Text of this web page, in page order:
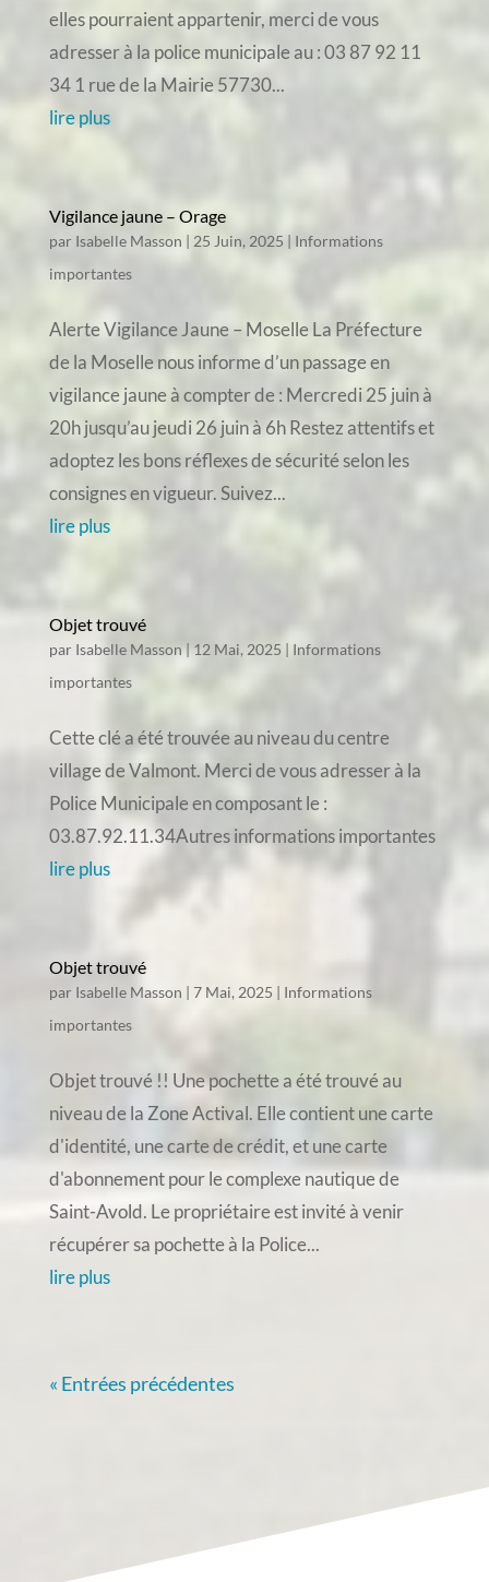
elles pourraient appartenir, merci de vous
adresser à la police municipale au : 03 87 92 11
34 1 rue de la Mairie 57730...
lire plus
Vigilance jaune – Orage
par Isabelle Masson | 25 Juin, 2025 | Informations
importantes
Alerte Vigilance Jaune – Moselle La Préfecture
de la Moselle nous informe d’un passage en
vigilance jaune à compter de : Mercredi 25 juin à
20h jusqu’au jeudi 26 juin à 6h Restez attentifs et
adoptez les bons réflexes de sécurité selon les
consignes en vigueur. Suivez...
lire plus
Objet trouvé
par Isabelle Masson| 12 Mai, 2025 | Informations
importantes
Cette clé a été trouvée au niveau du centre
village de Valmont. Merci de vous adresser à la
Police Municipale en composant le :
03.87.92.11.34Autres informations importantes
lire plus
Objet trouvé
par Isabelle Masson | 7 Mai, 2025 | Informations
importantes
Objet trouvé !! Une pochette a été trouvé au
niveau de la Zone Actival. Elle contient une carte
d'identité, une carte de crédit, et une carte
d'abonnement pour le complexe nautique de
Saint-Avold. Le propriétaire est invité à venir
récupérer sa pochette à la Police...
lire plus
« Entrées précédentes